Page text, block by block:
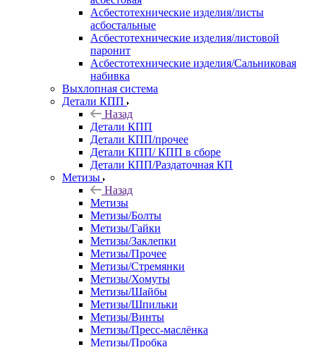
Асбестотехнические изделия/листы
асбостальные
Асбестотехнические изделия/листовой
паронит
Асбестотехнические изделия/Сальниковая
набивка
Выхлопная система
Детали КПП
Назад
Детали КПП
Детали КПП/прочее
Детали КПП/ КПП в сборе
Детали КПП/Раздаточная КП
Метизы
Назад
Метизы
Метизы/Болты
Метизы/Гайки
Метизы/Заклепки
Метизы/Прочее
Метизы/Стремянки
Метизы/Хомуты
Метизы/Шайбы
Метизы/Шпильки
Метизы/Винты
Метизы/Пресс-маслёнка
Метизы/Пробка